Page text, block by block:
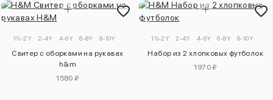
1½-2Y 2-4Y 4-6Y 6-8Y 8-10Y
Свитер с оборками на рукавах
h&m
1580 ₽
1½-2Y 2-4Y 4-6Y 6-8Y 8-10Y
Набор из 2 хлопковых футболок
1970 ₽